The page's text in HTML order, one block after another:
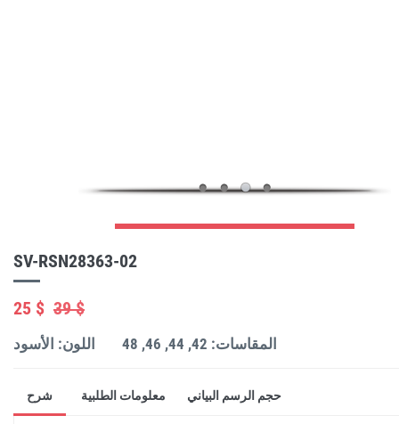
SV-RSN28363-02
25 $ 39 $
اللون: الأسود المقاسات: 42, 44, 46, 48
شرح معلومات الطلبية حجم الرسم البياني